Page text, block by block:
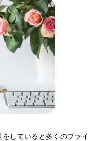
していると多くのブライ